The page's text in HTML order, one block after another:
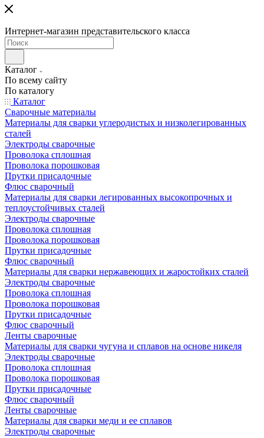
Интернет-магазин представительского класса
Каталог
По всему сайту
По каталогу
Каталог
Сварочные материалы
Материалы для сварки углеродистых и низколегированных
сталей
Электроды сварочные
Проволока сплошная
Проволока порошковая
Прутки присадочные
Флюс сварочный
Материалы для сварки легированных высокопрочных и
теплоустойчивых сталей
Электроды сварочные
Проволока сплошная
Проволока порошковая
Прутки присадочные
Флюс сварочный
Материалы для сварки нержавеющих и жаростойких сталей
Электроды сварочные
Проволока сплошная
Проволока порошковая
Прутки присадочные
Флюс сварочный
Ленты сварочные
Материалы для сварки чугуна и сплавов на основе никеля
Электроды сварочные
Проволока сплошная
Проволока порошковая
Прутки присадочные
Флюс сварочный
Ленты сварочные
Материалы для сварки меди и ее сплавов
Электроды сварочные